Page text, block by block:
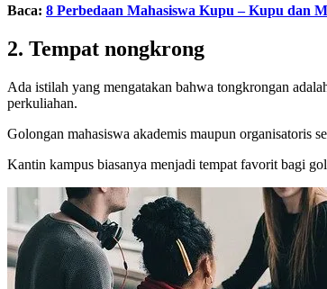
Baca: 8 Perbedaan Mahasiswa Kupu – Kupu dan
2. Tempat nongkrong
Ada istilah yang mengatakan bahwa tongkrongan
perkuliahan.
Golongan mahasiswa akademis maupun organisatoris
Kantin kampus biasanya menjadi tempat favorit bagi